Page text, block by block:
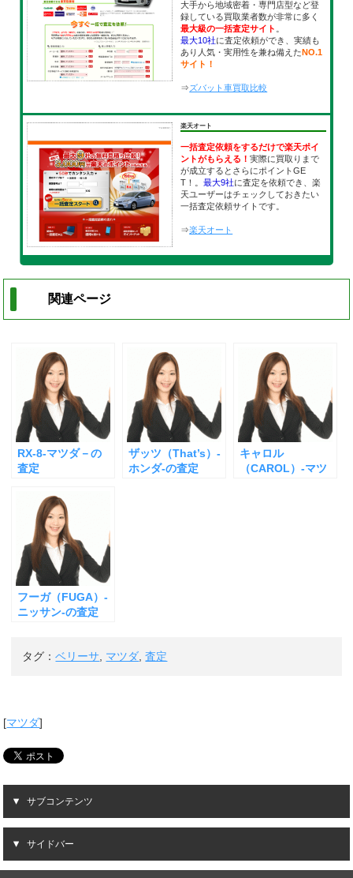
大手から地域密着・専門店型など登
録している買取業者数が非常に多く
最大級の一括査定サイト
最大10社に査定依頼ができ、実績も
あり人気・実用性を兼ね備えたNO.1
サイト！
⇒ズバット車買取比較
楽天オート
一括査定依頼をするだけで楽天ポイ
ントがもらえる！実際に買取りまで
が成立するとさらにポイントGE
T！。最大9社に査定を依頼でき、楽
天ユーザーはチェックしておきたい
一括査定依頼サイトです。
⇒楽天オート
関連ページ
RX-8-マツダ－の
査定
ザッツ（That’s）-
ホンダ-の査定
キャロル
（CAROL）-マツ
フーガ（FUGA）-
ニッサン-の査定
タグ：ベリーサ マツダ ,査定
[マツダ]
サブコンテンツ
サイドバー